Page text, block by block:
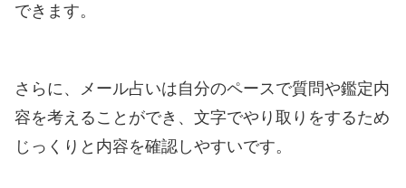
できます。
さらに、メール占いは自分のペースで質問や鑑定内
容を考えることができ、文字でやり取りをするため
じっくりと内容を確認しやすいです。